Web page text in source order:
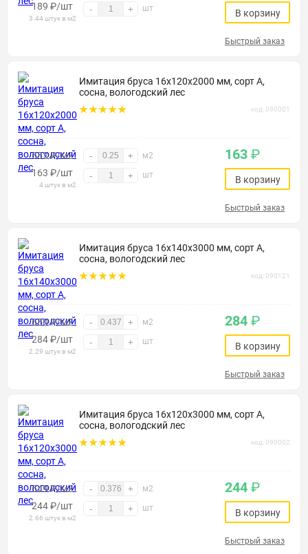
189 ₽/шт
3.44 штук в м2
- + шт В корзину
Быстрый заказ
Имитация бруса 16х120х2000 мм, сорт А,
сосна, вологодский лес
код: 090001
652 ₽/м2 - + м2
163 ₽/шт
4 штук в м2
- + шт
163 ₽
В корзину
Быстрый заказ
Имитация бруса 16х140х3000 мм, сорт А,
сосна, вологодский лес
код: 090121
650 ₽/м2 - + м2
284₽/шт
2.29 штук в м2
- + шт
284 ₽
В корзину
Быстрый заказ
Имитация бруса 16х120х3000 мм, сорт А,
сосна, вологодский лес
код: 090002
649 ₽/м2 - + м2
244₽/шт
2.66 штук в м2
- + шт
244 ₽
В корзину
Быстрый заказ